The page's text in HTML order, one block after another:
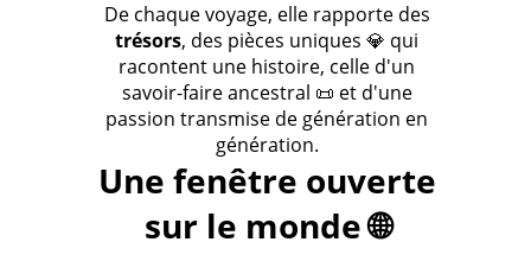
De chaque voyage, elle rapporte des
trésors, des pièces uniques 💎 qui
racontent une histoire, celle d'un
savoir-faire ancestral 📜 et d'une
passion transmise de génération en
génération.
Une fenêtre ouverte
sur le monde 🌐